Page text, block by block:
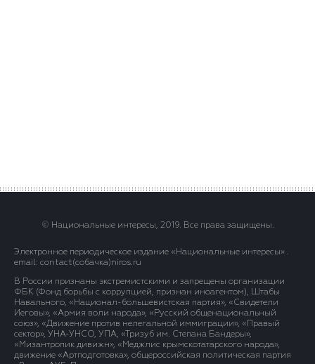
© Национальные интересы, 2019. Все права защищены.
Электронное периодическое издание «Национальные интересы» .
email: contact(сoбaчка)niros.ru
В России признаны экстремистскими и запрещены организации
ФБК (Фонд борьбы с коррупцией, признан иноагентом), Штабы
Навального, «Национал-большевистская партия», «Свидетели
Иеговы», «Армия воли народа», «Русский общенациональный
союз», «Движение против нелегальной иммиграции», «Правый
сектор», УНА-УНСО, УПА, «Тризуб им. Степана Бандеры»,
«Мизантропик дивижн», «Меджлис крымскотатарского народа»,
движение «Артподготовка», общероссийская политическая партия